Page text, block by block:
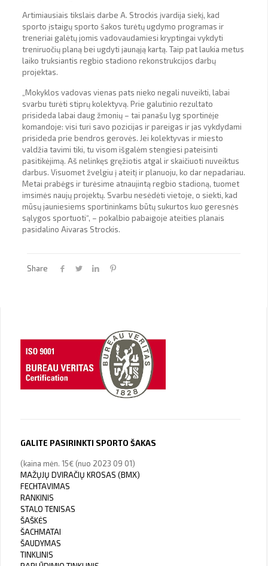
Artimiausiais tikslais darbe A. Strockis įvardija siekį, kad
sporto įstaigų sporto šakos turėtų ugdymo programas ir
treneriai galėtų jomis vadovaudamiesi kryptingai vykdyti
treniruočių planą bei ugdyti jaunąją kartą. Taip pat laukia metus
laiko truksiantis regbio stadiono rekonstrukcijos darbų
projektas.
„Mokyklos vadovas vienas pats nieko negali nuveikti, labai
svarbu turėti stiprų kolektyvą. Prie galutinio rezultato
prisideda labai daug žmonių – tai panašu lyg sportinėje
komandoje: visi turi savo pozicijas ir pareigas ir jas vykdydami
prisideda prie bendros gerovės. Jei kolektyvas ir miesto
valdžia tavimi tiki, tu visom išgalėm stengiesi pateisinti
pasitikėjimą. Aš nelinkęs gręžiotis atgal ir skaičiuoti nuveiktus
darbus. Visuomet žvelgiu į ateitį ir planuoju, ko dar nepadariau.
Metai prabėgs ir turėsime atnaujintą regbio stadioną, tuomet
imsimės naujų projektų. Svarbu nesėdėti vietoje, o siekti, kad
mūsų jauniesiems sportininkams būtų sukurtos kuo geresnės
sąlygos sportuoti“, – pokalbio pabaigoje ateities planais
pasidalino Aivaras Strockis.
Share
GALITE PASIRINKTI SPORTO ŠAKAS
(kaina mėn. 15€ (nuo 2023 09 01)
MAŽŲJŲ DVIRAČIŲ KROSAS (BMX)
FECHTAVIMAS
RANKINIS
STALO TENISAS
ŠAŠKĖS
ŠACHMATAI
ŠAUDYMAS
TINKLINIS